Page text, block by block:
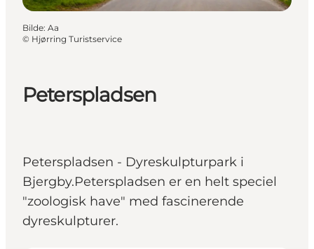
Peterspladsen
Peterspladsen - Dyreskulpturpark i
Bjergby.Peterspladsen er en helt speciel
"zoologisk have" med fascinerende
dyreskulpturer.
Bilde: Aa
© Hjørring Turistservice